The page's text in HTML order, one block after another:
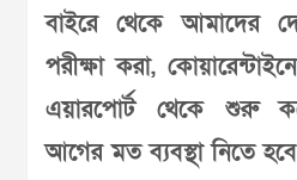
বাইরে থেকে আমাদের
পরীক্ষা করা,
এয়ারপোর্ট থেকে শুরু
আগের মত ব্যবস্থা নিতে